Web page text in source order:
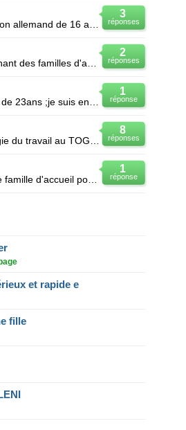
3
réponses
2
réponses
1
réponse
8
réponses
1
réponse
Je suis étudiant en préparation ESC, je recherche une famille d'accueil pour perfectionner mon angl
et rapide e
fille